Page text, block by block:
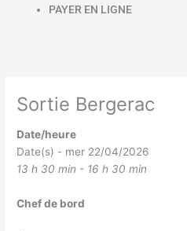
PAYER EN LIGNE
Sortie Bergerac
Date/heure
Date(s) - mer 22/04/2026
13 h 30 min - 16 h 30 min
Chef de bord